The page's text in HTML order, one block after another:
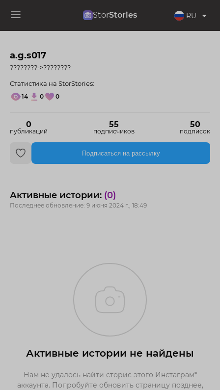
StorStories RU
a.g.s017
0
публикаций
55
подписчиков
50
подписок
????????->????????
Статистика на StorStories:
14 0 0
Подписаться на рассылку
Активные истории: (0)
Последнее обновление: 9 июня 2024 г., 18:49
Активные истории не найдены
Нам не удалось найти сторис этого Инстаграм*
аккаунта. Попробуйте обновить страницу позднее,